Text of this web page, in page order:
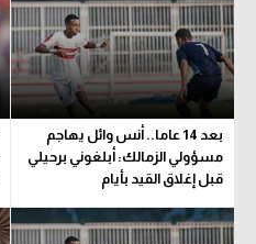
كرة طائرة
الوطن العربي
في المونديال
رياضة نسائية
آسيا
أمريكا
بعد 14 عاما.. أنس وائل يهاجم
مسؤولي الزمالك: أبلغوني برحيلي
قبل إغلاق القيد بأيام